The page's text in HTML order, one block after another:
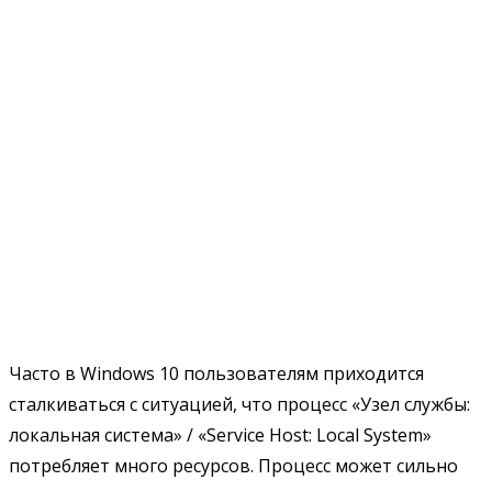
Часто в Windows 10 пользователям приходится
сталкиваться с ситуацией, что процесс «Узел службы:
локальная система» / «Service Host: Local System»
потребляет много ресурсов. Процесс может сильно